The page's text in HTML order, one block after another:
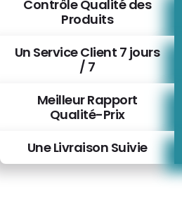
Contrôle Qualité des
Produits
Un Service Client 7 jours
/ 7
Meilleur Rapport
Qualité-Prix
Une Livraison Suivie